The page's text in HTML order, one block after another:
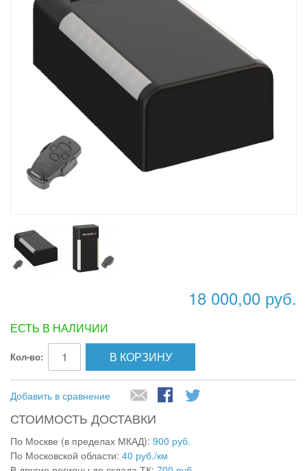
18 000,00 руб.
ЕСТЬ В НАЛИЧИИ
Кол-во: В КОРЗИНУ
Добавить в сравнение
СТОИМОСТЬ ДОСТАВКИ
По Москве (в пределах МКАД): 900 руб.
По Московской области: 40 руб./км